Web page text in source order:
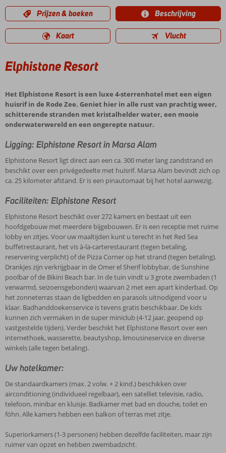
Prijzen & boeken Beschrijving
Kaart Vlucht
Elphistone Resort
Het Elphistone Resort is een luxe 4-sterrenhotel met een eigen
huisrif in de Rode Zee. Geniet hier in alle rust van prachtig weer,
schitterende stranden met kristalhelder water, een mooie
onderwaterwereld en een ongerepte natuur.
Ligging: Elphistone Resort in Marsa Alam
Elphistone Resort ligt direct aan een ca. 300 meter lang zandstrand en
beschikt over een privégedeelte met huisrif. Marsa Alam bevindt zich op
ca. 25 kilometer afstand. Er is een pinautomaat bij het hotel aanwezig.
Faciliteiten: Elphistone Resort
Elphistone Resort beschikt over 272 kamers en bestaat uit een
hoofdgebouw met meerdere bijgebouwen. Er is een receptie met ruime
lobby en zitjes. Voor uw maaltijden kunt u terecht in het Red Sea
buffetrestaurant, het vis à-la-carterestaurant (tegen betaling,
reservering verplicht) of de Pizza Corner op het strand (tegen betaling).
Drankjes zijn verkrijgbaar in de Omer el Sherif lobbybar, de Sunshine
poolbar of de Bikini Beach bar. In de tuin vindt u 3 grote zwembaden (1
verwarmd, seizoensgebonden) waarvan 2 met een apart kinderbad. Op
het zonneterras staan de ligbedden en parasols uitnodigend voor u
klaar. Badhanddoekenservice is tevens gratis beschikbaar. De kids
kunnen zich vermaken in de super miniclub (4-12 jaar, geopend op
vastgestelde tijden). Verder beschikt het Elphistone Resort over een
internethoek, wasserette, beautyshop, limousineservice en diverse
winkels (alle tegen betaling).
Uw hotelkamer:
De standaardkamers (max. 2 volw. + 2 kind.) beschikken over
airconditioning (individueel regelbaar), een satelliet televisie, radio,
telefoon, minibar en kluisje. Badkamer met bad en douche, toilet en
föhn. Alle kamers hebben een balkon of terras met zitje.
Superiorkamers (1-3 personen) hebben dezelfde faciliteiten, maar zijn
ruimer van opzet en hebben zwembadzicht.